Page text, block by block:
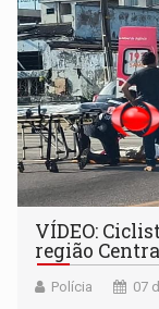
VÍDEO:
região
Polícia 07